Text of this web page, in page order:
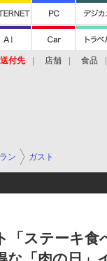
付先 店舗 食品
ン ガスト
「ステーキ食